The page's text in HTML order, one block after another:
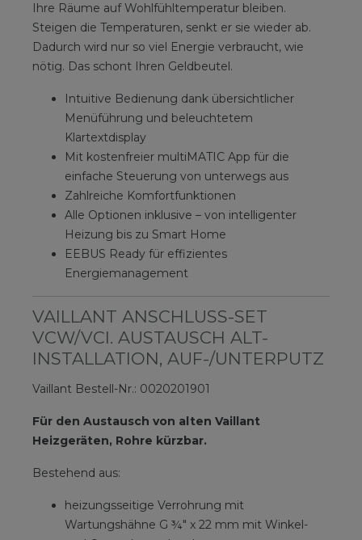
Ihre Räume auf Wohlfühltemperatur bleiben.
Steigen die Temperaturen, senkt er sie wieder ab.
Dadurch wird nur so viel Energie verbraucht, wie
nötig. Das schont Ihren Geldbeutel.
Intuitive Bedienung dank übersichtlicher
Menüführung und beleuchtetem
Klartextdisplay
Mit kostenfreier multiMATIC App für die
einfache Steuerung von unterwegs aus
Zahlreiche Komfortfunktionen
Alle Optionen inklusive – von intelligenter
Heizung bis zu Smart Home
EEBUS Ready für effizientes
Energiemanagement
VAILLANT ANSCHLUSS-SET
VCW/VCI. AUSTAUSCH ALT-
INSTALLATION, AUF-/UNTERPUTZ
Vaillant Bestell-Nr.: 0020201901
Für den Austausch von alten Vaillant
Heizgeräten, Rohre kürzbar.
Bestehend aus:
heizungsseitige Verrohrung mit
Wartungshähne G ¾″ x 22 mm mit Winkel-